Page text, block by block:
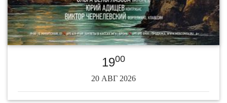
1900
20 АВГ 2026